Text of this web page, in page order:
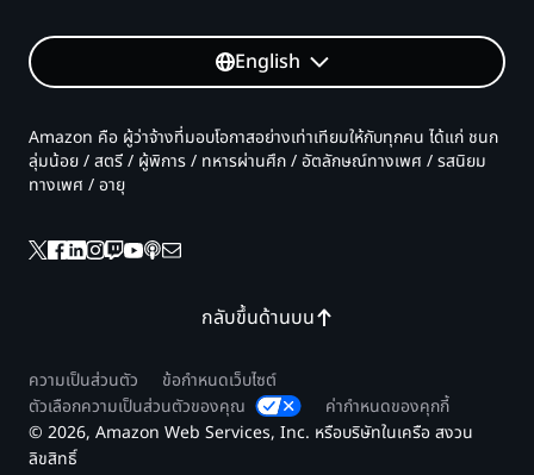
English
กลับขึ้นด้านบน
Amazon คือ ผู้ว่าจ้างที่มอบโอกาสอย่างเท่าเทียมให้กับทุกคน ได้แก่ ชนก
ลุ่มน้อย / สตรี / ผู้พิการ / ทหารผ่านศึก / อัตลักษณ์ทางเพศ / รสนิยม
ทางเพศ / อายุ
ความเป็นส่วนตัว
ข้อกำหนดเว็บไซต์
ตัวเลือกความเป็นส่วนตัวของคุณ
ค่ากำหนดของคุกกี้
© 2026, Amazon Web Services, Inc. หรือบริษัทในเครือ สงวน
ลิขสิทธิ์